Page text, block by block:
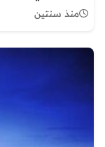
منذ سنتين